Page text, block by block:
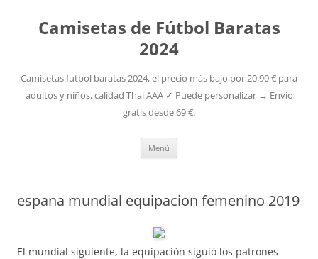
Camisetas de Fútbol Baratas
2024
Camisetas futbol baratas 2024, el precio más bajo por 20,90 € para
adultos y niños, calidad Thai AAA ✓ Puede personalizar → Envío
gratis desde 69 €.
Menú
espana mundial equipacion femenino 2019
El mundial siguiente, la equipación siguió los patrones